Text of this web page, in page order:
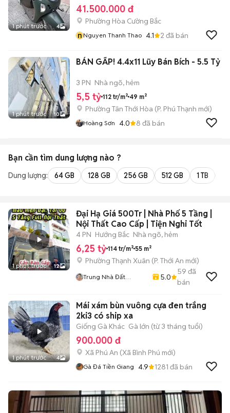
1 phút trước 4
41.500.000 đ
Phường Hòa Cường Bắc
nNguyen Thanh Thao 4.1 2 đã bán
1 phút trước 10
BÁN GẤP! 4.4x11 Lũy Bán Bích - 5.5 Tỷ
3 PN Nhà ngõ, hẻm
5,5 tỷ 112 tr/m² 49 m²
Phường Tân Thới Hòa (P. Phú Thạnh mới)
Hoàng Sơn 4.0 8 đã bán
Bạn cần tìm dung lượng nào ?
Dung lượng: 64 GB 128 GB 256 GB 512 GB 1 TB
1 phút trước 12
Đại Hạ Giá 500Tr | Nhà Phố 5 Tầng |
Nội Thất Cao Cấp | Tiện Nghi Tốt
4 PN Hướng Bắc Nhà ngõ, hẻm
6,25 tỷ 114 tr/m² 55 m²
Phường Thạnh Xuân (P. Thới An mới)
Trung Nhà Đất
5.0
59 đã
bán
1 phút trước 4
Mái xám bùn vuông cựa đen trắng
2ki3 có ship xa
Giống Gà Khác Gà lớn (từ 3 tháng tuổi)
900.000 đ
Xã Phú An (Xã Bình Phú mới)
Gà Đá Tiền Giang 4.9 1281 đã bán